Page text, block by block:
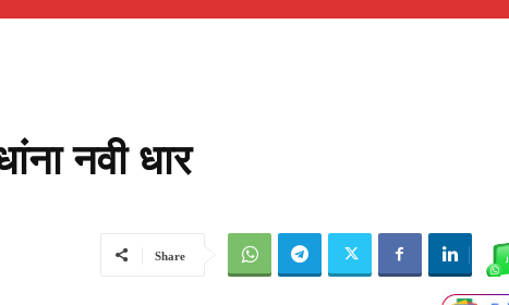
नवी धार
Share